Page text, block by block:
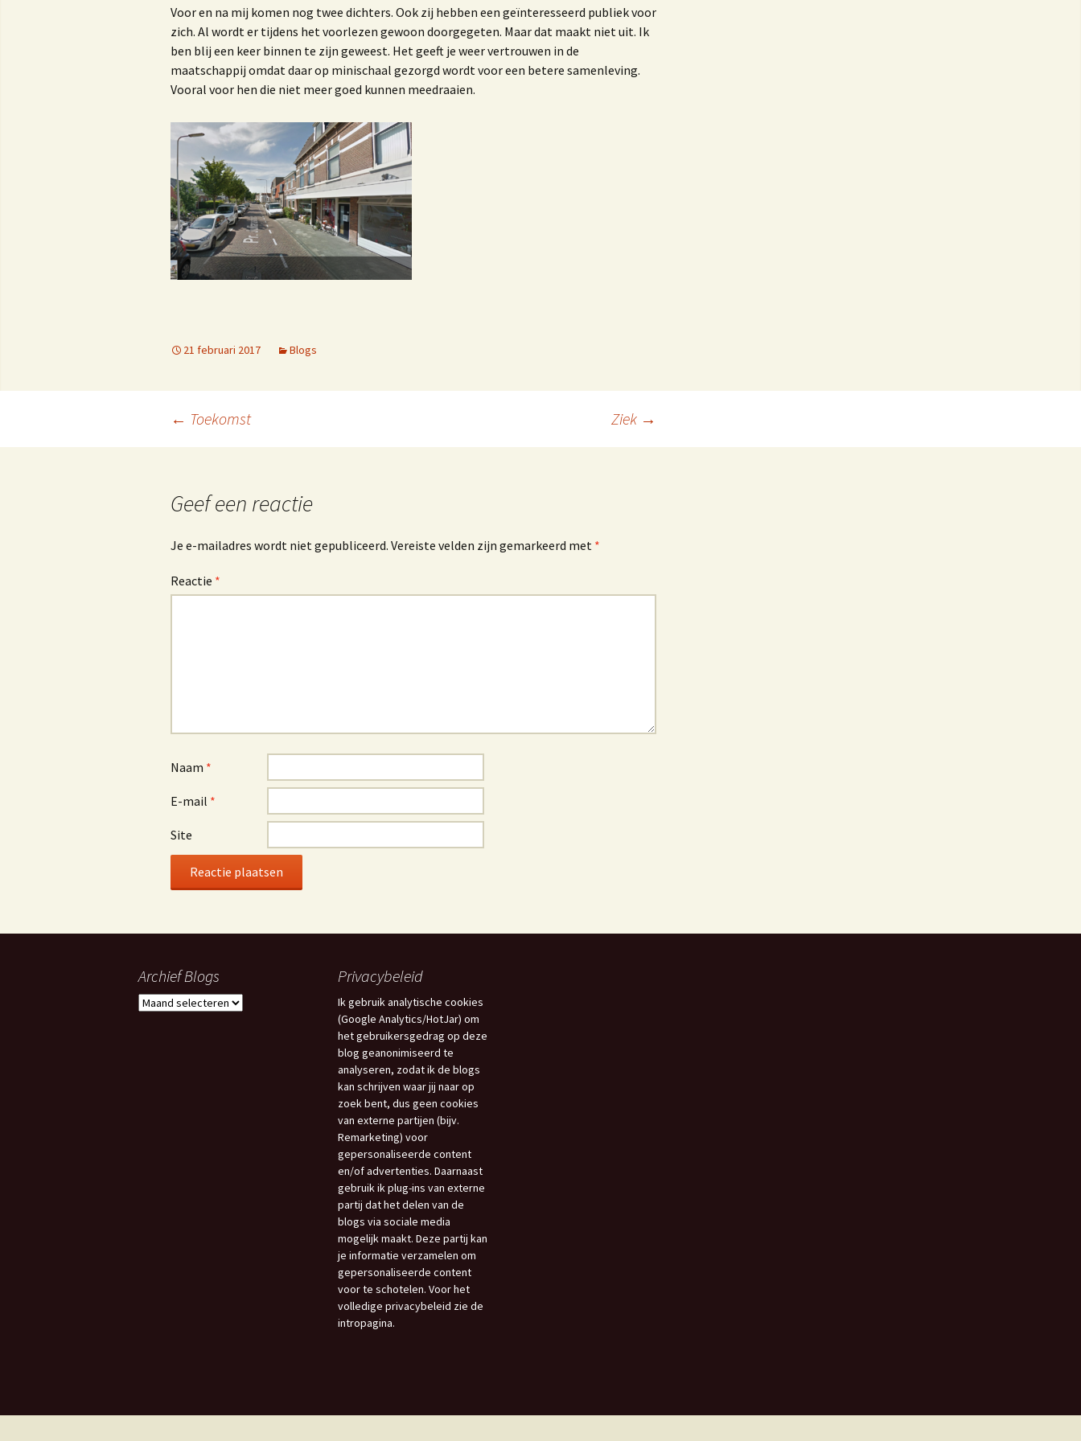
Kruisbestuiving tussen
Kunst & Poezië
Blogbundel
Mijn gevaren koers
100 jaar trouwen in het
Westland
Verhalen
We benne samen een
Herinneringen aan de
druivenkrentteelt
Combiplant groeit al 75
fotoboek over de
Voor en na mij komen nog twee dichters. Ook zij hebben een geïnteresseerd publiek voor
zich. Al wordt er tijdens het voorlezen gewoon doorgegeten. Maar dat maakt niet uit. Ik
ben blij een keer binnen te zijn geweest. Het geeft je weer vertrouwen in de
maatschappij omdat daar op minischaal gezorgd wordt voor een betere samenleving.
Vooral voor hen die niet meer goed kunnen meedraaien.
21 februari 2017 Blogs
Berichtnavigatie
← Toekomst Ziek →
Geef een reactie
Je e-mailadres wordt niet gepubliceerd. Vereiste velden zijn gemarkeerd met *
Reactie *
Naam *
E-mail *
Site
Archief Blogs
Archief
Privacybeleid
Ik gebruik analytische cookies
(Google Analytics/HotJar) om
het gebruikersgedrag op deze
blog geanonimiseerd te
analyseren, zodat ik de blogs
kan schrijven waar jij naar op
zoek bent, dus geen cookies
van externe partijen (bijv.
Remarketing) voor
gepersonaliseerde content
en/of advertenties. Daarnaast
gebruik ik plug-ins van externe
partij dat het delen van de
blogs via sociale media
mogelijk maakt. Deze partij kan
je informatie verzamelen om
gepersonaliseerde content
voor te schotelen. Voor het
volledige privacybeleid zie de
intropagina.